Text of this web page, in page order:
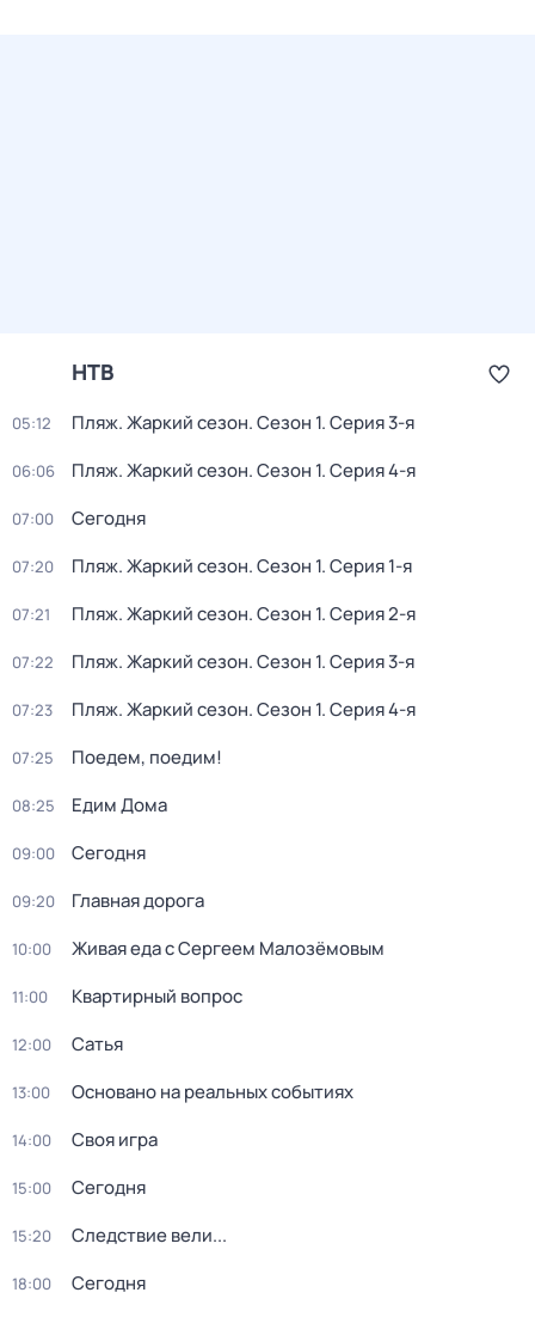
НТВ
05:12 Пляж. Жаркий сезон. Сезон 1. Серия 3-я
06:06 Пляж. Жаркий сезон. Сезон 1. Серия 4-я
07:00 Сегодня
07:20 Пляж. Жаркий сезон. Сезон 1. Серия 1-я
07:21 Пляж. Жаркий сезон. Сезон 1. Серия 2-я
07:22 Пляж. Жаркий сезон. Сезон 1. Серия 3-я
07:23 Пляж. Жаркий сезон. Сезон 1. Серия 4-я
07:25 Поедем, поедим!
08:25 Едим Дома
09:00 Сегодня
09:20 Главная дорога
10:00 Живая еда с Сергеем Малозёмовым
11:00 Квартирный вопрос
12:00 Сатья
13:00 Основано на реальных событиях
14:00 Своя игра
15:00 Сегодня
15:20 Следствие вели...
18:00 Сегодня